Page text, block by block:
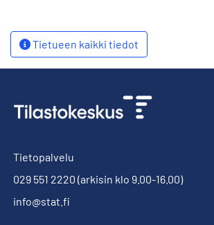
Tietueen kaikki tiedot
Tietopalvelu
029 551 2220 (arkisin klo 9.00-16.00)
info@stat.fi